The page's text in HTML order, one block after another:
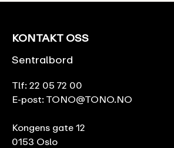
KONTAKT OSS
Sentralbord
Tlf: 22 05 72 00
E-post: TONO@TONO.NO
Kongens gate 12
0153 Oslo